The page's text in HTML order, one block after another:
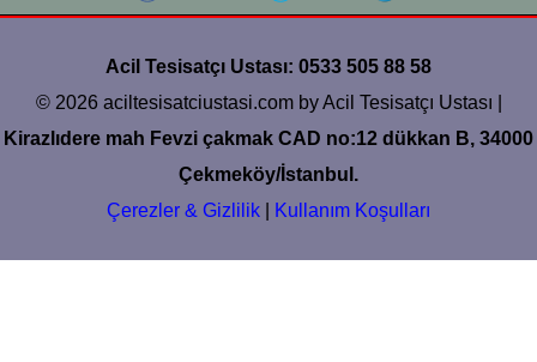
Acil Tesisatçı Ustası: 0533 505 88 58
© 2026 aciltesisatciustasi.com by Acil Tesisatçı Ustası |
Kirazlıdere mah Fevzi çakmak CAD no:12 dükkan B, 34000
Çekmeköy/İstanbul.
Çerezler & Gizlilik
Kullanım Koşulları